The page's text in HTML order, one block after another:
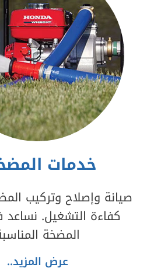
خدمات
صيانة وإصلاح وتركيب
كفاءة التشغيل. نساعد
المضخة
عرض المزيد..